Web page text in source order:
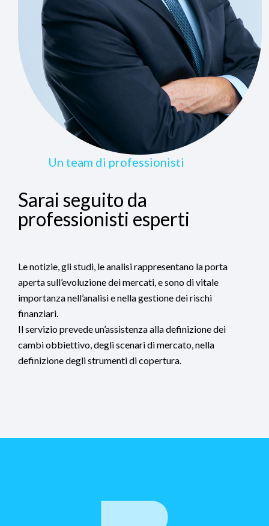
Un team di professionisti
Sarai seguito da
professionisti esperti
Le notizie, gli studi, le analisi rappresentano la porta
aperta sull’evoluzione dei mercati, e sono di vitale
importanza nell’analisi e nella gestione dei rischi
finanziari.
Il servizio prevede un’assistenza alla definizione dei
cambi obbiettivo, degli scenari di mercato, nella
definizione degli strumenti di copertura.